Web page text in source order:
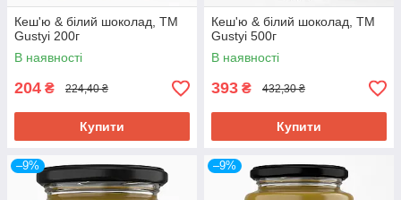
Кеш'ю & білий шоколад, ТМ
Gustyi 200г
В наявності
204 ₴ 224,40 ₴
Купити
Кеш'ю & білий шоколад, ТМ
Gustyi 500г
В наявності
393 ₴ 432,30 ₴
Купити
–9% –9%